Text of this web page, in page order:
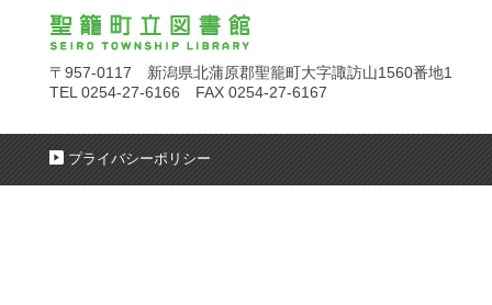
〒957-0117 新潟県北蒲原郡聖籠町大字諏訪山1560番地1
TEL 0254-27-6166 FAX 0254-27-6167
プライバシーポリシー